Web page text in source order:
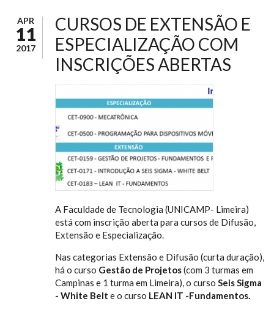
APR
11
2017
CURSOS DE EXTENSÃO E
ESPECIALIZAÇÃO COM
INSCRIÇÕES ABERTAS
A Faculdade de Tecnologia (UNICAMP- Limeira)
está com inscrição aberta para cursos de Difusão,
Extensão e Especialização.
Nas categorias Extensão e Difusão (curta duração),
há o curso Gestão de Projetos(com 3 turmas em
Campinas e 1 turma em Limeira), o curso Seis Sigma
- White Belt e o curso LEAN IT -Fundamentos.